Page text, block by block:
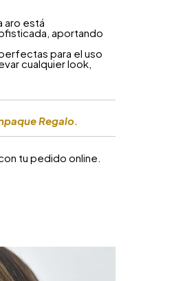
aro está
aportando
para el uso
cualquier look,
Regalo.
tu pedido online.